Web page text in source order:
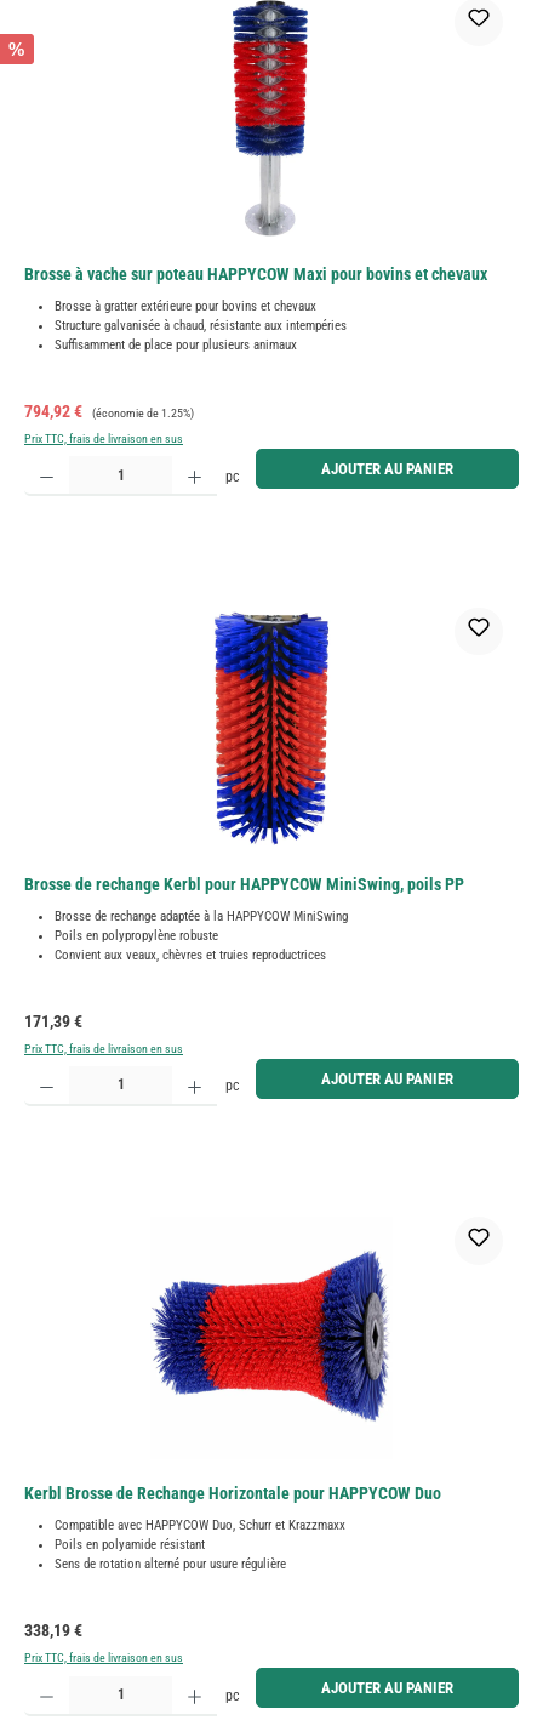
%
Brosse à vache sur poteau HAPPYCOW Maxi pour bovins et chevaux
Brosse à gratter extérieure pour bovins et chevaux
Structure galvanisée à chaud, résistante aux intempéries
Suffisamment de place pour plusieurs animaux
Prix de vente :
794,92 € Prix régulier :
(économie de 1.25%)
Prix TTC, frais de livraison en sus
Quantité de produit : Entrez la quantité souhaitée ou utilisez les boutons pour augmenter ou
pc AJOUTER AU PANIER
Brosse de rechange Kerbl pour HAPPYCOW MiniSwing, poils PP
Brosse de rechange adaptée à la HAPPYCOW MiniSwing
Poils en polypropylène robuste
Convient aux veaux, chèvres et truies reproductrices
Prix régulier :
171,39 €
Prix TTC, frais de livraison en sus
Quantité de produit : Entrez la quantité souhaitée ou utilisez les boutons pour augmenter ou
pc AJOUTER AU PANIER
Kerbl Brosse de Rechange Horizontale pour HAPPYCOW Duo
Compatible avec HAPPYCOW Duo, Schurr et Krazzmaxx
Poils en polyamide résistant
Sens de rotation alterné pour usure régulière
Prix régulier :
338,19 €
Prix TTC, frais de livraison en sus
Quantité de produit : Entrez la quantité souhaitée ou utilisez les boutons pour augmenter ou
pc AJOUTER AU PANIER